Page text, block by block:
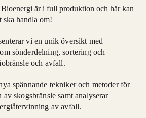
är i full produktion och här kan
ska handla om!
vi en unik översikt med
sönderdelning, sortering och
och avfall.
spännande tekniker och metoder för
skogsbränsle samt analyserar
av avfall.